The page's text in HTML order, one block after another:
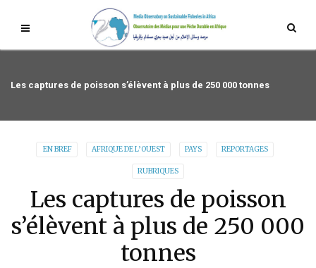
Les captures de poisson s’élèvent à plus de 250 000 tonnes
EN BREF AFRIQUE DE L’OUEST PAYS REPORTAGES
RUBRIQUES
Les captures de poisson
s’élèvent à plus de 250 000
tonnes